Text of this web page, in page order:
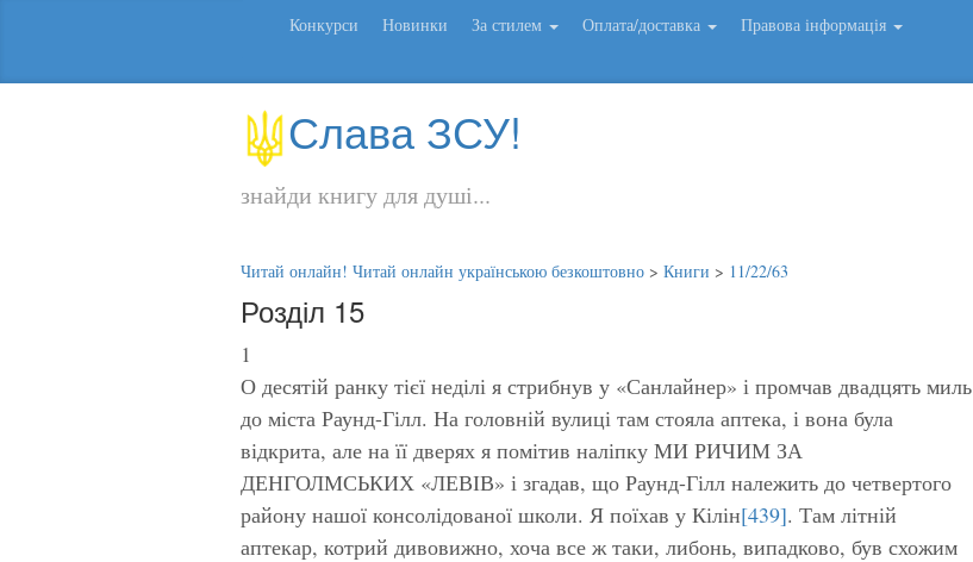
Конкурси Новинки За стилем Оплата/доставка Правова інформація
Слава ЗСУ!
знайди книгу для душі...
Читай онлайн! Читай онлайн українською безкоштовно > Книги > 11/22/63
Розділ 15
1
О десятій ранку тієї неділі я стрибнув у «Санлайнер» і промчав двадцять миль
до міста Раунд-Гілл. На головній вулиці там стояла аптека, і вона була
відкрита, але на її дверях я помітив наліпку МИ РИЧИМ ЗА
ДЕНГОЛМСЬКИХ «ЛЕВІВ» і згадав, що Раунд-Гілл належить до четвертого
району нашої консолідованої школи. Я поїхав у Кілін[439]. Там літній
аптекар, котрий дивовижно, хоча все ж таки, либонь, випадково, був схожим